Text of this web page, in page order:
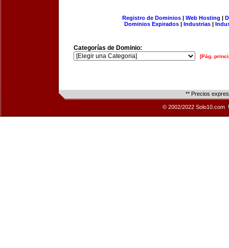
Registro de Dominios| Web Hosting |
Dominios Expirados | Industrias |
Categorías de Dominio:
[Pág.
** Precios
© 2002/2022 Solo10.com